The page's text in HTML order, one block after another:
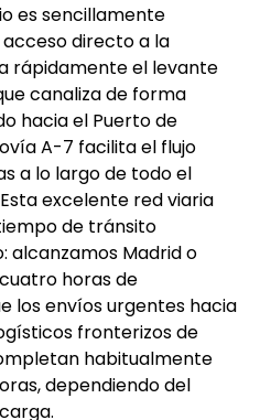
es sencillamente
directo a la
rápidamente el levante
canaliza de forma
hacia el Puerto de
A-7 facilita el flujo
a lo largo de todo el
excelente red viaria
de tránsito
alcanzamos Madrid o
horas de
los envíos urgentes hacia
fronterizos de
habitualmente
dependiendo del